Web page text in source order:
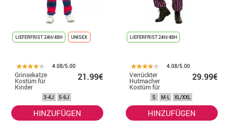
LIEFERFRIST 24H/48H UNISEX
4.08/5.00
Grinsekatze
Kostüm für
Kinder
21.99€
3-4J 5-6J
HINZUFÜGEN
LIEFERFRIST 24H/48H
4.08/5.00
Verrückter
Hutmacher
Kostüm für
29.99€
S M-L XL/XXL
HINZUFÜGEN